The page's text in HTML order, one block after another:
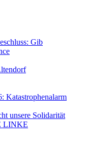
Gib
Katastrophenalarm
unsere Solidarität
LINKE